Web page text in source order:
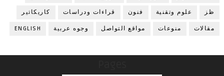
ظز علوم وتقنية فنون قراءات ودراسات كاريكاتير
مقالات منوعات مواقع التواصل وجوه عربية ENGLISH